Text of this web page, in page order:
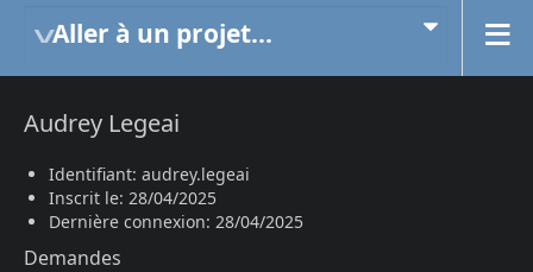
Aller à un projet...
Audrey Legeai
Identifiant: audrey.legeai
Inscrit le: 28/04/2025
Dernière connexion: 28/04/2025
Demandes